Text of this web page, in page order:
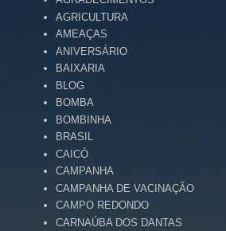
AGRICULTURA
AMEAÇAS
ANIVERSÁRIO
BAIXARIA
BLOG
BOMBA
BOMBINHA
BRASIL
CAICÓ
CAMPANHA
CAMPANHA DE VACINAÇÃO
CAMPO REDONDO
CARNAÚBA DOS DANTAS